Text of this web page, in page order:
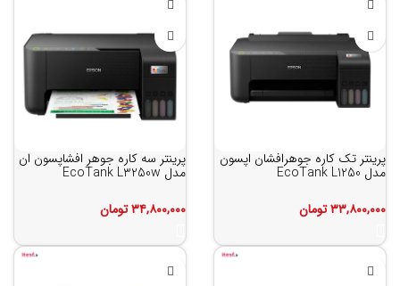
پرینتر تک کاره جوهرافشان اپسون
مدل EcoTank L1250
۳۳,۸۰۰,۰۰۰تومان
پرینتر سه کاره جوهر افشاپسون ان
مدل EcoTank L3250w
۳۴,۸۰۰,۰۰۰تومان